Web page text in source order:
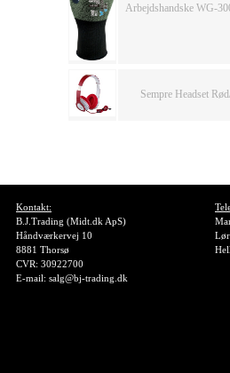
Arbejdshandske WG-
Sempre Headset
Kontakt:
B.J.Trading (Midt.dk ApS)
Håndværkervej 10
8881 Thorsø
CVR: 30922700
E-mail: salg@bj-trading.dk